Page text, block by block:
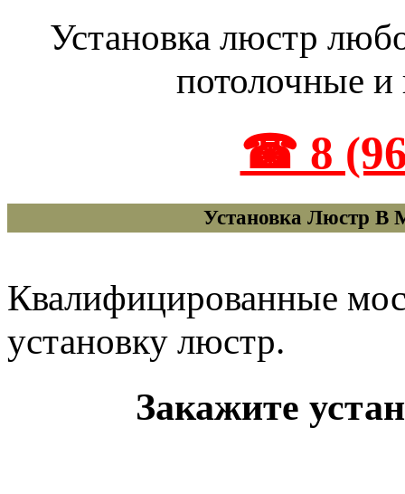
Установка люстр
потолочные
☎ 8
Установка Люстр В
Квалифицированные
установку люстр.
Закажите